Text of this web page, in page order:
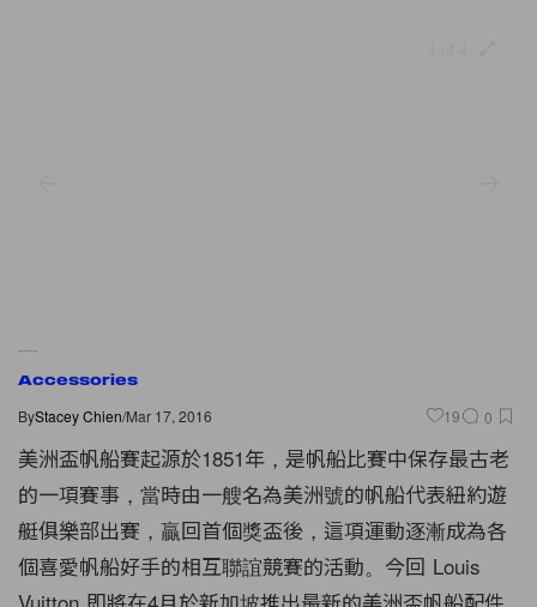
Accessories
ByStacey Chien/Mar 17, 2016 19 0
美洲盃帆船賽起源於1851年，是帆船比賽中保存最古老
的一項賽事，當時由一艘名為美洲號的帆船代表紐約遊
艇俱樂部出賽，贏回首個獎盃後，這項運動逐漸成為各
個喜愛帆船好手的相互聯誼競賽的活動。今回 Louis